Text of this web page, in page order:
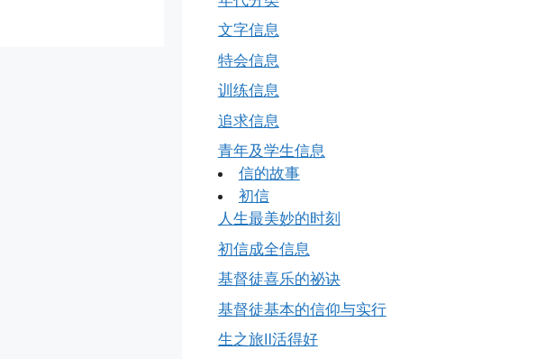
文字信息
特会信息
训练信息
追求信息
青年及学生信息
信的故事
初信
人生最美妙的时刻
初信成全信息
基督徒喜乐的祕诀
基督徒基本的信仰与实行
生之旅Ⅱ活得好